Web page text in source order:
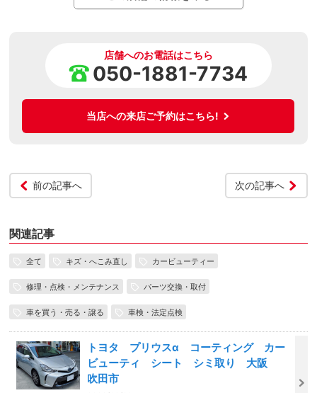
店舗へのお電話はこちら
050-1881-7734
当店への来店ご予約はこちら!
前の記事へ 次の記事へ
関連記事
全て キズ・へこみ直し カービューティー
修理・点検・メンテナンス パーツ交換・取付
車を買う・売る・譲る 車検・法定点検
トヨタ プリウスα コーティング カー
ビューティ シート シミ取り 大阪
吹田市